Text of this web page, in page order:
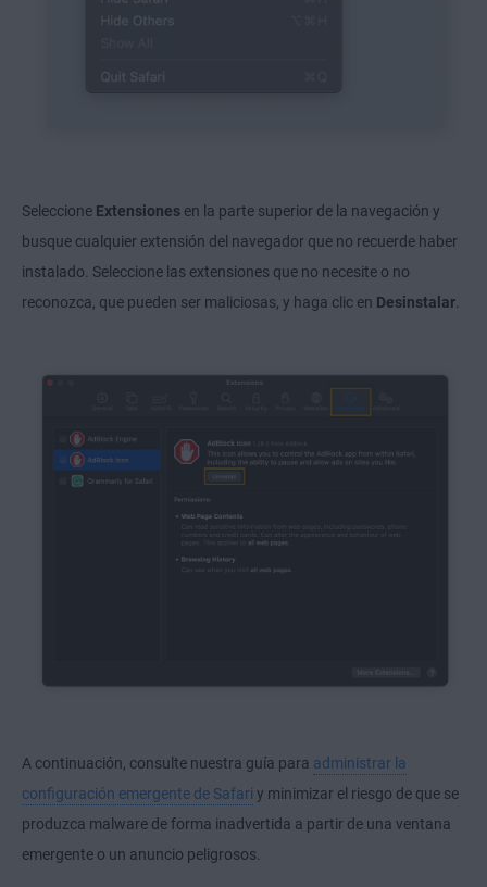
Seleccione Extensiones en la parte superior de la navegación y
busque cualquier extensión del navegador que no recuerde haber
instalado. Seleccione las extensiones que no necesite o no
reconozca, que pueden ser maliciosas, y haga clic en Desinstalar.
A continuación, consulte nuestra guía para administrar la
configuración emergente de Safari y minimizar el riesgo de que se
produzca malware de forma inadvertida a partir de una ventana
emergente o un anuncio peligrosos.